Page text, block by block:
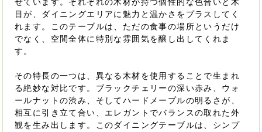
目が、ダイニングエリアに魅力と温かさをプラスしてく
れます。このテーブルは、ただの食事の場所というだけ
でなく、空間全体に特別な雰囲気を醸し出してくれま
す。
その特長の一つは、異なる木材を使用することで生まれ
る絶妙な対比です。ブラックチェリーの深い赤み、ウォ
ールナットの渋み、そしてハードメープルの明るさが、
相互に引き立て合い、エレガントでバランスの取れた外
観を生み出します。このダイニングテーブルは、シンプ